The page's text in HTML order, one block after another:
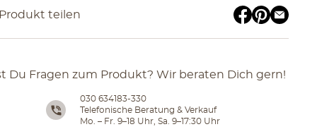
teilen
Du Fragen zum Produkt? Wir beraten Dich gern!
030 634183-330
Telefonische Beratung & Verkauf
Mo. – Fr. 9–18 Uhr, Sa. 9–17:30 Uhr